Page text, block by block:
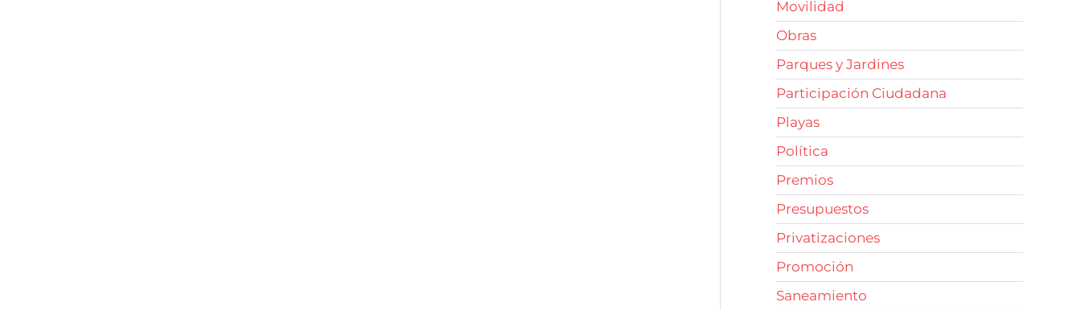
Movilidad
Obras
Parques y Jardines
Participación Ciudadana
Playas
Política
Premios
Presupuestos
Privatizaciones
Promoción
Saneamiento